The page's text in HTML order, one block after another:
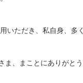
ただき、私自身、多
、まことにありがと